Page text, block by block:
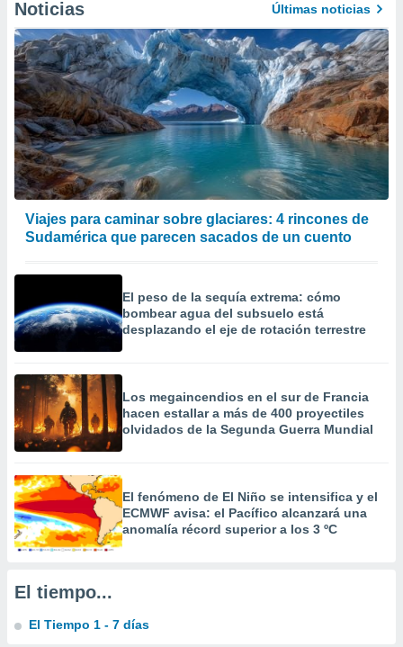
momento
en
en
en
de
o acceder
perfiles
utilizar
crear un
uso de
la
contenido
medir el
de la
del
de
Noticias Últimas noticias
Viajes para caminar sobre glaciares: 4 rincones de
Sudamérica que parecen sacados de un cuento
El peso de la sequía extrema: cómo
bombear agua del subsuelo está
desplazando el eje de rotación terrestre
Los megaincendios en el sur de Francia
hacen estallar a más de 400 proyectiles
olvidados de la Segunda Guerra Mundial
El fenómeno de El Niño se intensifica y el
ECMWF avisa: el Pacífico alcanzará una
anomalía récord superior a los 3 ºC
El tiempo...
El Tiempo 1 - 7 días